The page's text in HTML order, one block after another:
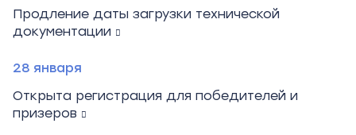
Продление даты загрузки технической
документации
28 января
Открыта регистрация для победителей и
призеров